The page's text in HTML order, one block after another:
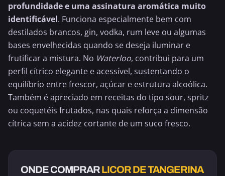
profundidade e uma assinatura aromática muito
identificável. Funciona especialmente bem com
destilados brancos, gin, vodka, rum leve ou algumas
bases envelhecidas quando se deseja iluminar e
frutificar a mistura. No Waterloo, contribui para um
perfil cítrico elegante e acessível, sustentando o
equilíbrio entre frescor, açúcar e estrutura alcoólica.
Também é apreciado em receitas do tipo sour, spritz
ou coquetéis frutados, nas quais reforça a dimensão
cítrica sem a acidez cortante de um suco fresco.
ONDE COMPRARLICOR DE TANGERINA